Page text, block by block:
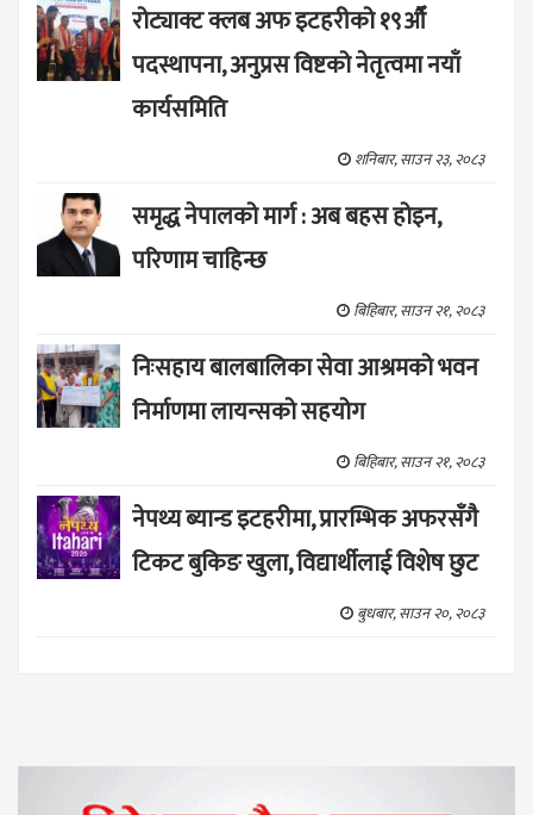
रोट्याक्ट क्लब अफ इटहरीको १९औँ
पदस्थापना, अनुप्रस विष्टको नेतृत्वमा नयाँ
कार्यसमिति
शनिबार, साउन २३, २०८३
समृद्ध नेपालको मार्ग : अब बहस होइन,
परिणाम चाहिन्छ
बिहिबार, साउन २१, २०८३
निःसहाय बालबालिका सेवा आश्रमको भवन
निर्माणमा लायन्सको सहयोग
बिहिबार, साउन २१, २०८३
नेपथ्य ब्यान्ड इटहरीमा, प्रारम्भिक अफरसँगै
टिकट बुकिङ खुला, विद्यार्थीलाई विशेष छुट
बुधबार, साउन २०, २०८३